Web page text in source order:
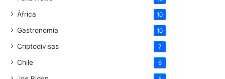
África 10
Gastronomía 10
Criptodivisas 7
Chile 6